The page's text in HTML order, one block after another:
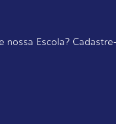
nossa Escola?